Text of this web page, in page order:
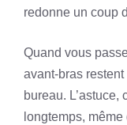
redonne un coup
Quand vous
avant-bras
bureau. L’astuce,
longtemps,